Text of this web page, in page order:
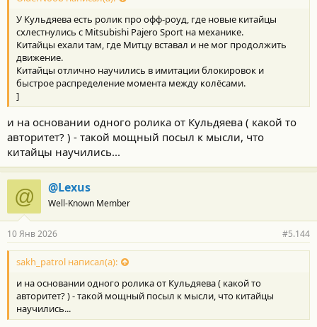
У Кульдяева есть ролик про офф-роуд, где новые китайцы
схлестнулись с Mitsubishi Pajero Sport на механике.
Китайцы ехали там, где Митцу вставал и не мог продолжить
движение.
Китайцы отлично научились в имитации блокировок и
быстрое распределение момента между колёсами.
]
и на основании одного ролика от Кульдяева ( какой то
авторитет? ) - такой мощный посыл к мысли, что
китайцы научились...
@ @Lexus
Well-Known Member
10 Янв 2026 #5.144
sakh_patrol написал(а):
и на основании одного ролика от Кульдяева ( какой то
авторитет? ) - такой мощный посыл к мысли, что китайцы
научились...